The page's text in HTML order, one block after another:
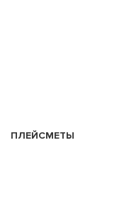
ПЛЕЙСМЕТЫ